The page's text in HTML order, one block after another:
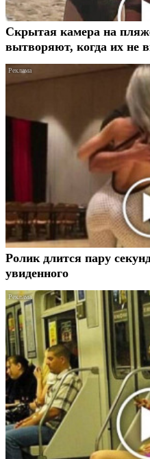
Скрытая камера на
вытворяют, когда их не
Ролик длится пару
увиденного